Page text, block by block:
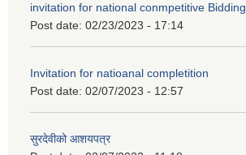
invitation for national conmpetitive Bidding
Post date: 02/23/2023 - 17:14
Invitation for natioanal completition
Post date: 02/07/2023 - 12:57
सुरदेवीको आशयपत्र